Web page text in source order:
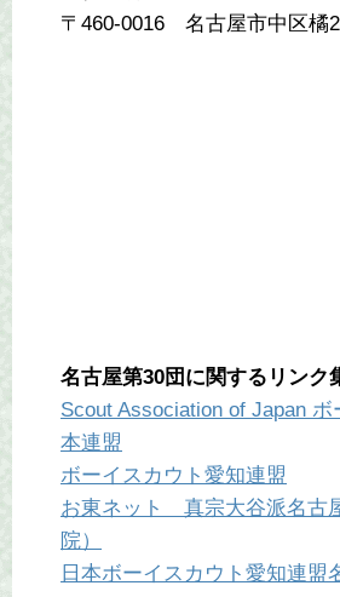
〒460-0016 名古屋市中区橘
名古屋第30団に関するリンク
Scout Association of Japan ボ
本連盟
ボーイスカウト愛知連盟
お東ネット 真宗大谷派名古
院）
日本ボーイスカウト愛知連盟